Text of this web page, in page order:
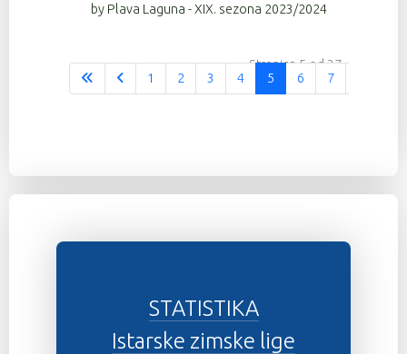
by Plava Laguna - XIX. sezona 2023/2024
Stranica 5 od 37
1
2 3 4 5 6 7
STATISTIKA
Istarske zimske lige